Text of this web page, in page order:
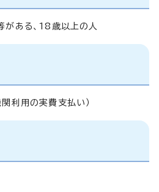
がある、18歳以上の人
利用の実費支払い）